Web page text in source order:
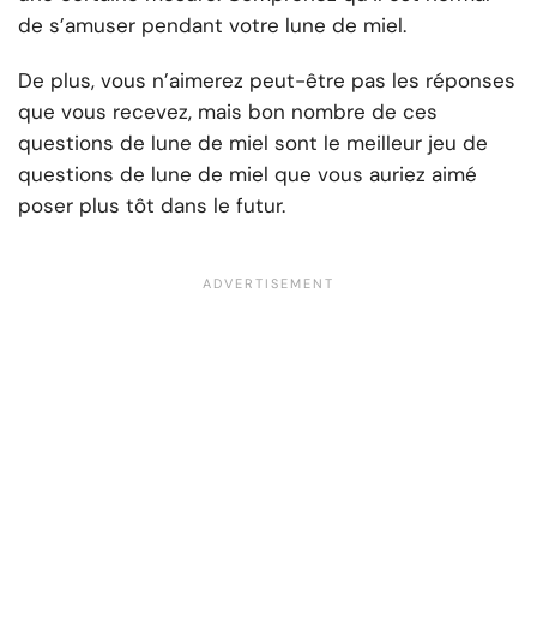
de s’amuser pendant votre lune de miel.
De plus, vous n’aimerez peut-être pas les réponses
que vous recevez, mais bon nombre de ces
questions de lune de miel sont le meilleur jeu de
questions de lune de miel que vous auriez aimé
poser plus tôt dans le futur.